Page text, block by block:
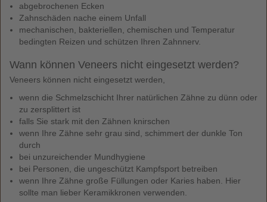
abgebrochenen Ecken
Zahnschäden nache einem Unfall
mechanischen, bakteriellen, chemischen und Temperatur
bedingten Reizen und schützen Ihren Zahnnerv.
Wann können Veneers nicht eingesetzt werden?
Veneers können nicht eingesetzt werden,
wenn die Schmelzschicht Ihrer natürlichen Zähne zu dünn oder
zu zersplittert ist
falls Sie stark mit den Zähnen knirschen
wenn Ihre Zähne sehr grau sind, schimmert der dunkle Ton
durch
bei unzureichender Mundhygiene
bei Personen, die ungeschützt Kampfsport betreiben
wenn Ihre Zähne große Füllungen oder Karies haben. Hier
sollte man lieber Keramikkronen verwenden.